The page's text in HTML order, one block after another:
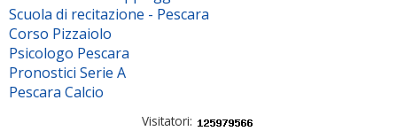
Scuola di recitazione - Pescara
Corso Pizzaiolo
Psicologo Pescara
Pronostici Serie A
Pescara Calcio
Visitatori: